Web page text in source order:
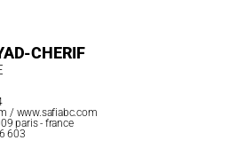
CHERIF
/ www.safiabc.com
paris - france
603